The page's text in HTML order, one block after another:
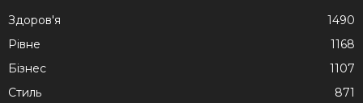
Здоров'я
1490
Рівне
1168
Бізнес
1107
Стиль
871